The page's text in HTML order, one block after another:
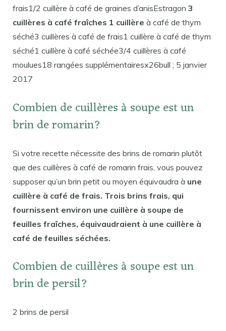
frais1/2 cuillère à café de graines d’anisEstragon 3
cuillères à café fraîches 1 cuillère à café de thym
séché3 cuillères à café de frais1 cuillère à café de thym
séché1 cuillère à café séchée3/4 cuillères à café
moulues18 rangées supplémentairesx26bull ; 5 janvier
2017
Combien de cuillères à soupe est un
brin de romarin?
Si votre recette nécessite des brins de romarin plutôt
que des cuillères à café de romarin frais, vous pouvez
supposer qu’un brin petit ou moyen équivaudra à une
cuillère à café de frais. Trois brins frais, qui
fournissent environ une cuillère à soupe de
feuilles fraîches, équivaudraient à une cuillère à
café de feuilles séchées.
Combien de cuillères à soupe est un
brin de persil?
2 brins de persil